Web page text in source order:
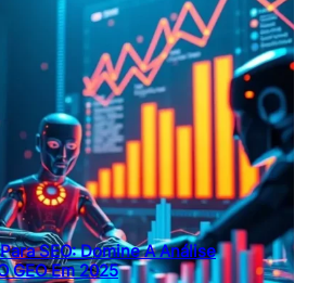
SEO: Domine A Análise
GEO Em 2025